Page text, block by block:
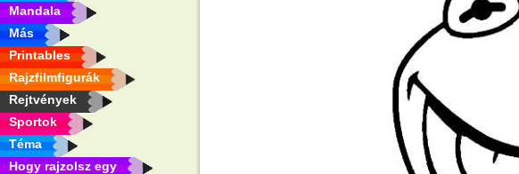
Mandala
Más
Printables
Rajzfilmfigurák
Rejtvények
Sportok
Téma
Hogy rajzolsz egy